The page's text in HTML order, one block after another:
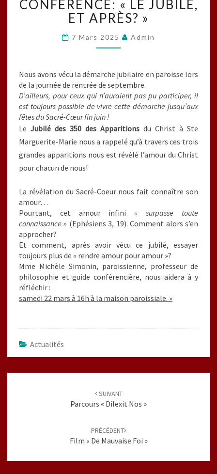
« LE
JUBILÉ,
ET
APRÈS? »
CONFÉRENCE: « LE JUBILÉ,
ET APRÈS? »
7 Mars 2025 Admin
Nous avons vécu la démarche jubilaire en paroisse lors
de la journée de rentrée de septembre.
D’ailleurs, pour ceux qui n’auraient pas pu participer, il
est toujours possible de vivre cette démarche jusqu’aux
fêtes du Sacré-Cœur fin juin !
​Le Jubilé des 350 des Apparitions du Christ à Ste
Marguerite-Marie nous a rappelé qu’à travers ces trois
grandes apparitions nous est révélé l’amour du Christ
pour chacun de nous!
La révélation du Sacré-Coeur nous fait connaître son
amour…
Pourtant, cet amour infini« surpasse toute
connaissance » (Ephésiens 3, 19). Comment alors s’en
approcher?
Et comment, après avoir vécu ce jubilé, essayer
toujours plus de « rendre amour pour amour »?
Mme Michèle Simonin, paroissienne, professeur de
philosophie et guide conférencière, nous aidera à y
réfléchir :
samedi 22 mars à 16h à la maison paroissiale. »
Actualités
SUIVANT
Parcours « Dilexit Nos »
PRÉCÉDENT
Film « De Mauvaise Foi »